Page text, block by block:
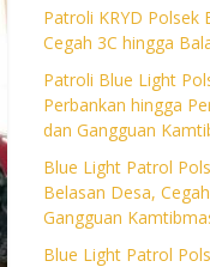
Patroli KRYD Polsek
Cegah 3C hingga
Patroli Blue Light
Perbankan hingga
dan Gangguan
Blue Light Patrol
Belasan Desa,
Gangguan
Blue Light Patrol